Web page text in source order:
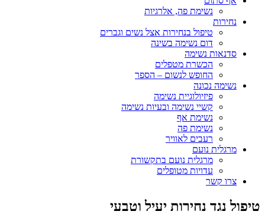
נשימת פה, אלרגיות
נחירות
טיפול בנחירות אצל נשים וגברים
דום נשימה בשינה
סדנאות נשימה
הכשרת מטפלים
החופש לנשום – הספר
נשימה נכונה
פיזיולוגיית נשימה
קשיי נשימה ובעיות נשימה
נשימת אף
נשימת פה
רעבים לאוויר
מרגלית נועם
מרגלית נועם בתקשורת
עדויות מטופלים
צרו קשר
טיפול נגד נחירות יעיל וטבעי